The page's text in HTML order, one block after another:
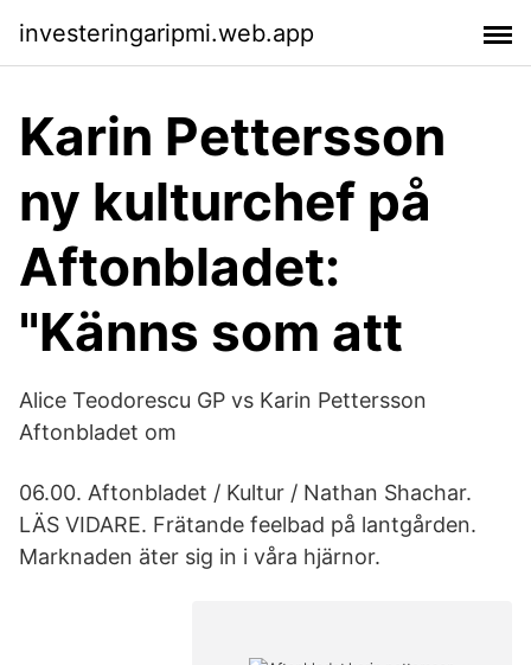
investeringaripmi.web.app
Karin Pettersson
ny kulturchef på
Aftonbladet:
"Känns som att
Alice Teodorescu GP vs Karin Pettersson
Aftonbladet om
06.00. Aftonbladet / Kultur / Nathan Shachar.
LÄS VIDARE. Frätande feelbad på lantgården.
Marknaden äter sig in i våra hjärnor.